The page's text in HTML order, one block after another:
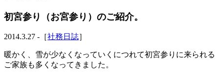
初宮参り（お宮参り）のご紹介。
2014.3.27 -［社務日誌］
暖かく、雪が少なくなっていくにつれて初宮参りに来られる
ご家族も多くなってきました。